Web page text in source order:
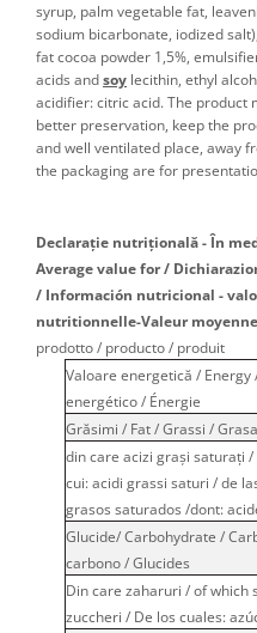
Paine ambalata
Chifle
Colaci festivi
Snack-uri sărate
Covrigi cu ulei de masline
Covrigi de Buzau
Crochete
Produse de gătit
Faina
Arpacas si pesmet
Produse congelate
Panificatie congelata
Patiserie congelata
Pizza congelata
Baton Cookie congelat
Cheesecake congelat
Horeca
syrup, palm vegetable fat,
sodium bicarbonate, iodized
fat cocoa powder 1,5%,
acids andsoy lecithin, ethyl
acidifier: citric acid. The product
better preservation, keep the
and well ventilated place, away
the packaging are for
Declarație nutrițională - În
Average value for /
/ Información nutricional -
nutritionnelle-Valeur
prodotto / producto / produit
Valoare energetică / Energy
energético / Énergie
Grăsimi / Fat / Grassi /
din care acizi graşi saturaţi
cui: acidi grassi saturi / de
grasos saturados /dont:
Glucide/ Carbohydrate /
carbono / Glucides
Din care zaharuri / of which
zuccheri / De los cuales: